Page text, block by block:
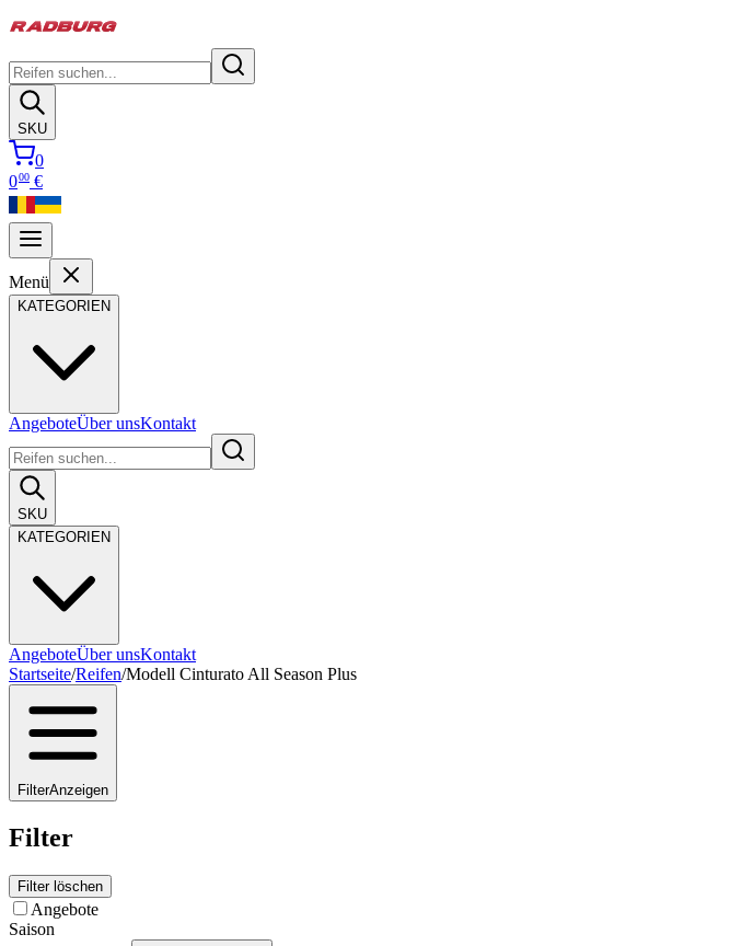
SKU
0
000 €
Menü
KATEGORIEN
AngeboteÜber unsKontakt
SKU
KATEGORIEN
AngeboteÜber unsKontakt
Startseite/Reifen/Modell Cinturato All Season Plus
FilterAnzeigen
Filter
Filter löschen
Angebote
Saison